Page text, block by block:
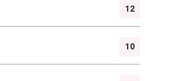
12
10